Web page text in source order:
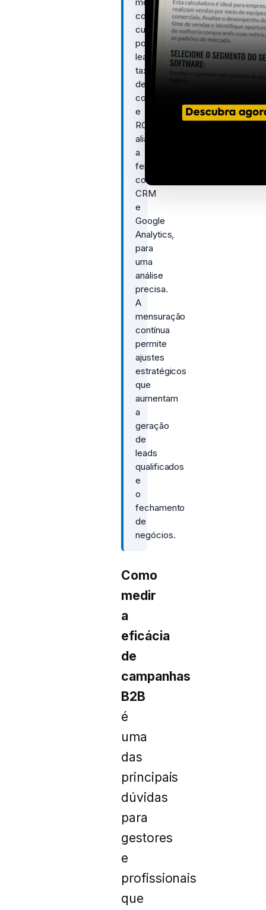
como
custo
por
lead,
taxa
de
conversão
e
ROI,
aliados
a
ferramentas
como
CRM
e
Google
Analytics,
para
uma
análise
precisa.
A
mensuração
contínua
permite
ajustes
estratégicos
que
aumentam
a
geração
de
leads
qualificados
e
o
fechamento
de
negócios.
Como
medir
a
eficácia
de
campanhas
B2B
é
uma
das
principais
dúvidas
para
gestores
e
profissionais
que